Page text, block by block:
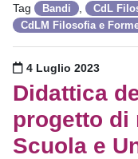
Tag
Bandi CdL
CdLM Filosofia e
Pubblicato il
4 Luglio 2023
Didattica
progetto di
Scuola e